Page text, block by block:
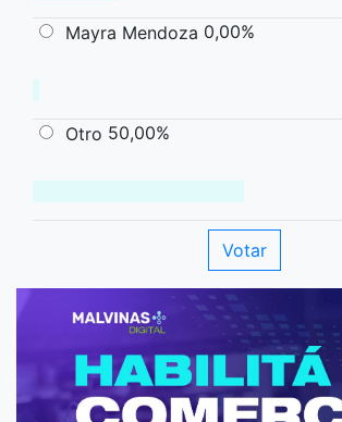
Mayra Mendoza 0,00%
Otro 50,00%